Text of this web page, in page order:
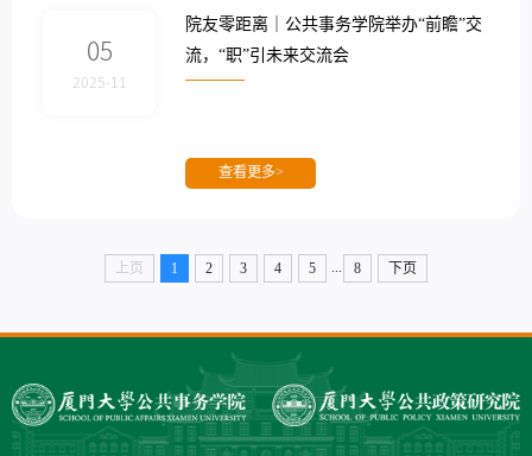
05
2025-11
院友零距离｜公共事务学院举办“前瞻”交
流，“职”引未来交流会
查看更多>
上页 1 2 3 4 5 8 下页